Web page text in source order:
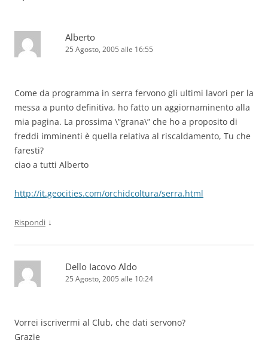
Alberto
25 Agosto, 2005 alle 16:55
Come da programma in serra fervono gli ultimi lavori per la
messa a punto definitiva, ho fatto un aggiornaminento alla
mia pagina. La prossima \”grana\” che ho a proposito di
freddi imminenti è quella relativa al riscaldamento, Tu che
faresti?
ciao a tutti Alberto
http://it.geocities.com/orchidcoltura/serra.html
Rispondi ↓
Dello Iacovo Aldo
25 Agosto, 2005 alle 10:24
Vorrei iscrivermi al Club, che dati servono?
Grazie